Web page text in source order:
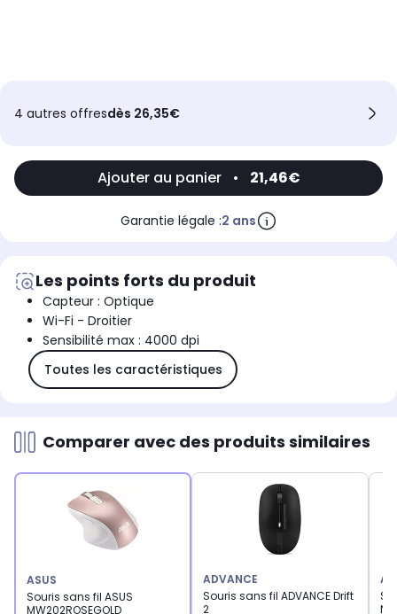
4 autres offresdès 26,35€
Ajouter au panier • 21,46€
Garantie légale :2 ans
Les points forts du produit
Capteur : Optique
Wi-Fi - Droitier
Sensibilité max : 4000 dpi
Toutes les caractéristiques
Comparer avec des produits similaires
ASUS
Souris sans fil ASUS
MW202ROSEGOLD
ADVANCE
Souris sans fil ADVANCE Drift
2